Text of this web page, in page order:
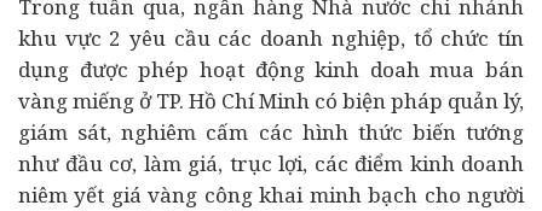
Trong tuần qua, ngân hàng Nhà nước chi nhánh
khu vực 2 yêu cầu các doanh nghiệp, tổ chức tín
dụng được phép hoạt động kinh doah mua bán
vàng miếng ở TP. Hồ Chí Minh có biện pháp quản lý,
giám sát, nghiêm cấm các hình thức biến tướng
như đầu cơ, làm giá, trục lợi, các điểm kinh doanh
niêm yết giá vàng công khai minh bạch cho người